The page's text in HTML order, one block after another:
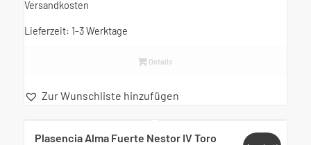
Versandkosten
Lieferzeit: 1-3 Werktage
Details
Zur Wunschliste hinzufügen
Plasencia Alma Fuerte Nestor IV Toro